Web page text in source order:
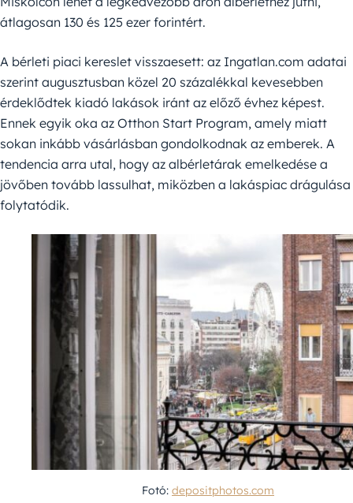
átlagosan 130 és 125 ezer forintért.
A bérleti piaci kereslet visszaesett: az Ingatlan.com adatai
szerint augusztusban közel 20 százalékkal kevesebben
érdeklődtek kiadó lakások iránt az előző évhez képest.
Ennek egyik oka az Otthon Start Program, amely miatt
sokan inkább vásárlásban gondolkodnak az emberek. A
tendencia arra utal, hogy az albérletárak emelkedése a
jövőben tovább lassulhat, miközben a lakáspiac drágulása
folytatódik.
Fotó: depositphotos.com